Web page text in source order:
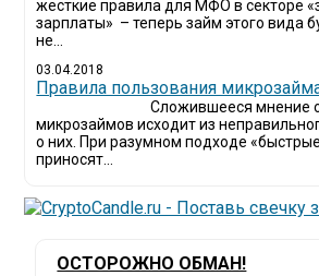
жесткие правила для МФО в секторе
зарплаты» – теперь займ этого вида
не...
03.04.2018
​Правила пользования
Сложившееся мнение
микрозаймов исходит из
о них. При разумном подходе
приносят...
ОСТОРОЖНО ОБМАН!